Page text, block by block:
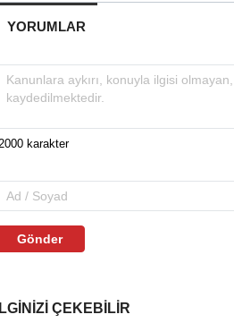
YORUMLAR
Gönder
İLGINIZI ÇEKEBILIR